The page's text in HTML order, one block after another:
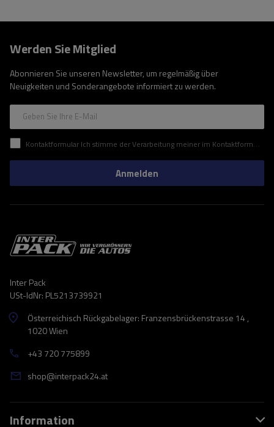
Werden Sie Mitglied
Abonnieren Sie unseren Newsletter, um regelmäßig über
Neuigkeiten und Sonderangebote informiert zu werden.
Geben Sie Ihre E-Mail
Kontaktformular Ich stimme der Verarbeitung meiner im Kontaktformular enthaltenen personenbezogenen Daten gemäß der Verordnung (EU) des Europäischen Parlaments und des Rates zu.
Anmelden
Inter Pack
USt-IdNr: PL5213739921
Österreichisch Rückgabelager: Franzensbrückenstrasse 14 ,
1020 Wien
+43 720 775899
shop@interpack24.at
Information